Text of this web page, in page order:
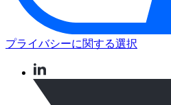
プライバシーに関する選択